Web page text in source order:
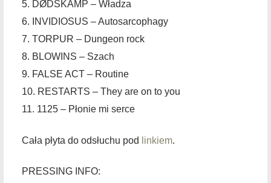
5. DØDSKAMP – Władza
6. INVIDIOSUS – Autosarcophagy
7. TORPUR – Dungeon rock
8. BLOWINS – Szach
9. FALSE ACT – Routine
10. RESTARTS – They are on to you
11. 1125 – Płonie mi serce
Cała płyta do odsłuchu pod linkiem.
PRESSING INFO: